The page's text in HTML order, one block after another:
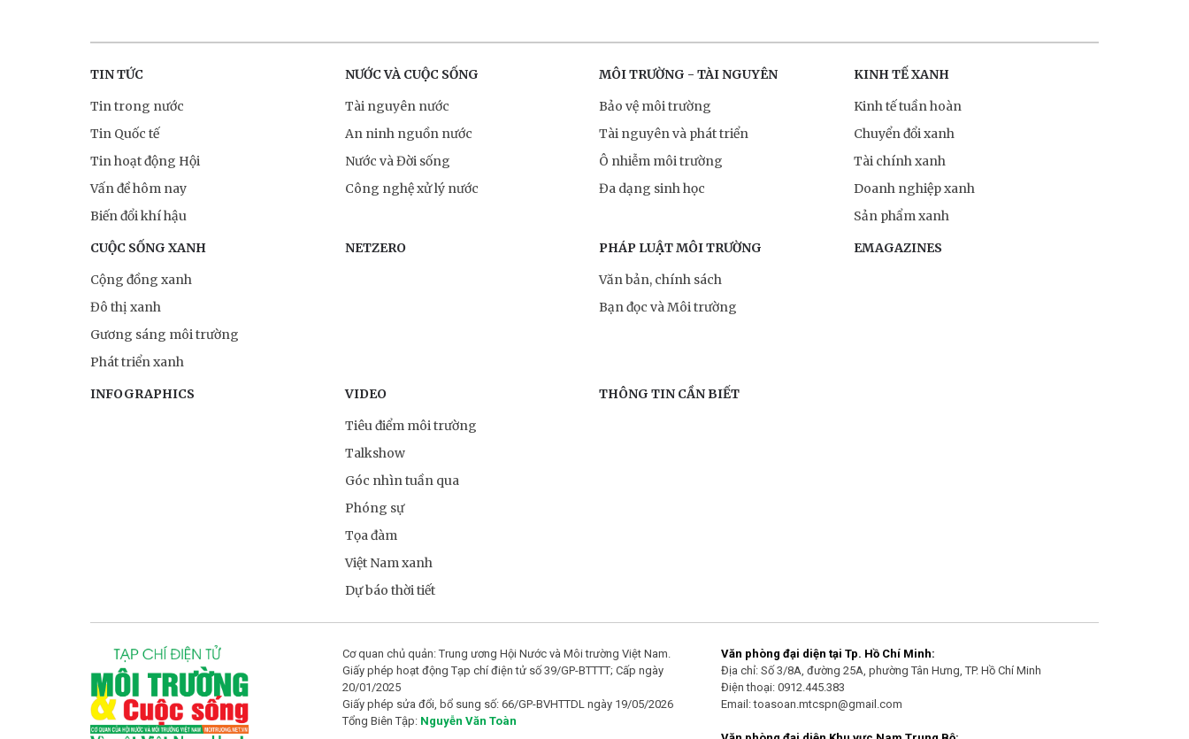
TIN TỨC
Tin trong nước
Tin Quốc tế
Tin hoạt động Hội
Vấn đề hôm nay
Biến đổi khí hậu
NƯỚC VÀ CUỘC SỐNG
Tài nguyên nước
An ninh nguồn nước
Nước và Đời sống
Công nghệ xử lý nước
MÔI TRƯỜNG - TÀI NGUYÊN
Bảo vệ môi trường
Tài nguyên và phát triển
Ô nhiễm môi trường
Đa dạng sinh học
KINH TẾ XANH
Kinh tế tuần hoàn
Chuyển đổi xanh
Tài chính xanh
Doanh nghiệp xanh
Sản phẩm xanh
CUỘC SỐNG XANH
Cộng đồng xanh
Đô thị xanh
Gương sáng môi trường
Phát triển xanh
NETZERO
PHÁP LUẬT MÔI TRƯỜNG
Văn bản, chính sách
Bạn đọc và Môi trường
EMAGAZINES
INFOGRAPHICS
VIDEO
Tiêu điểm môi trường
Talkshow
Góc nhìn tuần qua
Phóng sự
Tọa đàm
Việt Nam xanh
Dự báo thời tiết
THÔNG TIN CẦN BIẾT
Cơ quan chủ quản: Trung ương Hội Nước và Môi trường Việt Nam.
Giấy phép hoạt động Tạp chí điện tử số 39/GP-BTTTT; Cấp ngày
20/01/2025
Giấy phép sửa đổi, bổ sung số: 66/GP-BVHTTDL ngày 19/05/2026
Tổng Biên Tập: Nguyễn Văn Toàn
Văn phòng đại diện tại Tp. Hồ Chí Minh:
Địa chỉ: Số 3/8A, đường 25A, phường Tân Hưng, TP. Hồ Chí Minh
Điện thoại: 0912.445.383
Email: toasoan.mtcspn@gmail.com